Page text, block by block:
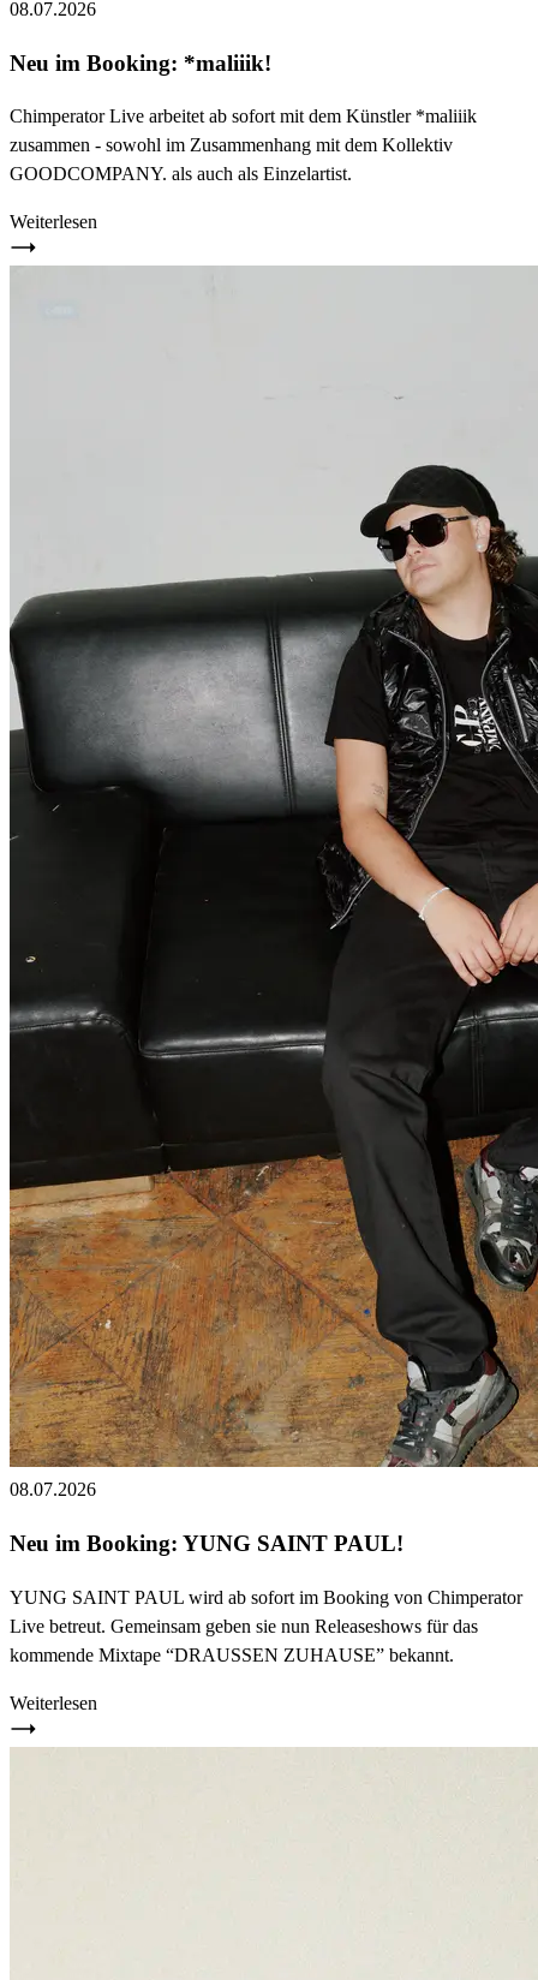
08.07.2026
Neu im Booking: *maliiik!
Chimperator Live arbeitet ab sofort mit dem Künstler *maliiik
zusammen - sowohl im Zusammenhang mit dem Kollektiv
GOODCOMPANY. als auch als Einzelartist.
Weiterlesen
08.07.2026
Neu im Booking: YUNG SAINT PAUL!
YUNG SAINT PAUL wird ab sofort im Booking von Chimperator
Live betreut. Gemeinsam geben sie nun Releaseshows für das
kommende Mixtape “DRAUSSEN ZUHAUSE” bekannt.
Weiterlesen